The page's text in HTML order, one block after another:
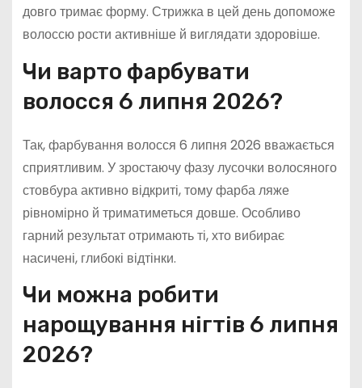
довго тримає форму. Стрижка в цей день допоможе
волоссю рости активніше й виглядати здоровіше.
Чи варто фарбувати
волосся 6 липня 2026?
Так, фарбування волосся 6 липня 2026 вважається
сприятливим. У зростаючу фазу лусочки волосяного
стовбура активно відкриті, тому фарба ляже
рівномірно й триматиметься довше. Особливо
гарний результат отримають ті, хто вибирає
насичені, глибокі відтінки.
Чи можна робити
нарощування нігтів 6 липня
2026?